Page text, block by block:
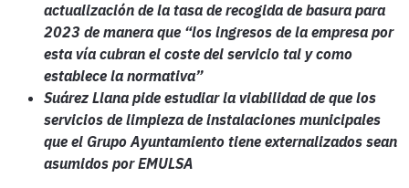
actualización de la tasa de recogida de basura para
2023 de manera que “los ingresos de la empresa por
esta vía cubran el coste del servicio tal y como
establece la normativa”
Suárez Llana pide estudiar la viabilidad de que los
servicios de limpieza de instalaciones municipales
que el Grupo Ayuntamiento tiene externalizados sean
asumidos por EMULSA